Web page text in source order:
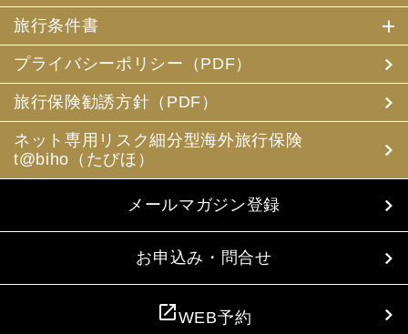
め、当社の保有するお客様の個人データを土産物店に提供
することがあります。この場合、お客様の氏名、パスポー
ト番号及び搭乗される航空便名等に係る個人データを、予
め電磁的方法等で送付することによって提供いたします。
お客様の旅行中の連絡先の方の個人情報をお伺いすること
があります。この個人情報は、お客様に疾病等があった場
合で連絡先の方へ連絡の必要があると当社が認めた場合に
使用させていただきます。お客様は、連絡先の方の個人情
報を当社らに提供することについて連絡先の方の同意を得
るものとします。
4. お客様個人情報の収集・利用について
当社は、お客様の個人情報を収集、利用するにあたり、以
下の取扱いをしておりますことを予めご承知おき願いま
(1) 収集目的、利用範囲をパンフレット、お申込書に明示
(2) お客様の同意がない限り、収集目的以外に使用いたし
旅行条件書
プライバシーポリシー（PDF）
旅行保険勧誘方針（PDF）
ネット専用リスク細分型海外旅行保険
t@biho（たびほ）
メールマガジン登録
お申込み・問合せ
open_in_newWEB予約